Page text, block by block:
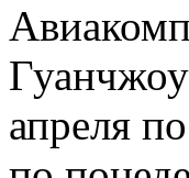
апреля